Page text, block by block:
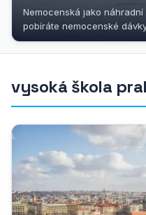
Nemocenská jako
pobíráte nemocenské
důchodového pojištění
vysoká škola